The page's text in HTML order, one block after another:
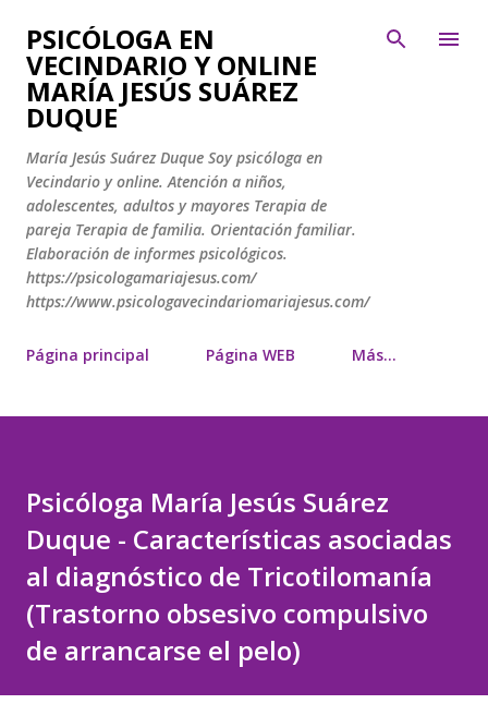
Ir al contenido principal
PSICÓLOGA EN
VECINDARIO Y ONLINE
MARÍA JESÚS SUÁREZ
DUQUE
María Jesús Suárez Duque Soy psicóloga en
Vecindario y online. Atención a niños,
adolescentes, adultos y mayores Terapia de
pareja Terapia de familia. Orientación familiar.
Elaboración de informes psicológicos.
https://psicologamariajesus.com/
https://www.psicologavecindariomariajesus.com/
Página principal Página WEB Más…
Psicóloga María Jesús Suárez
Duque - Características asociadas
al diagnóstico de Tricotilomanía
(Trastorno obsesivo compulsivo
de arrancarse el pelo)